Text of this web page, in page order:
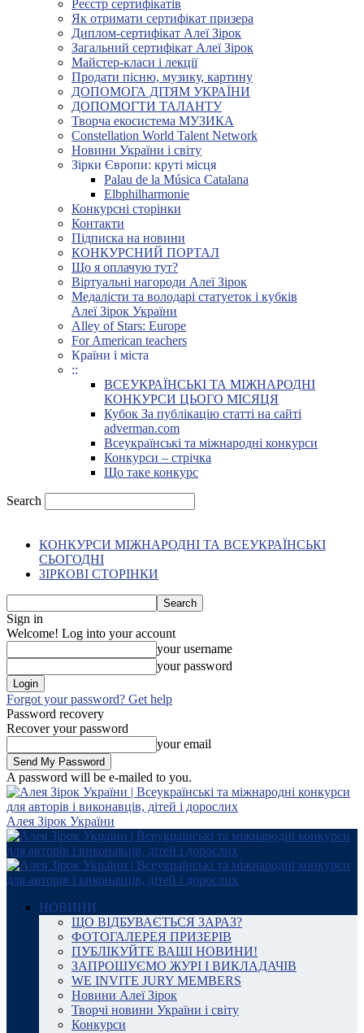
Реєстр сертифікатів
Як отримати сертифікат призера
Диплом-сертифікат Алеї Зірок
Загальний сертифікат Алеї Зірок
Майстер-класи і лекції
Продати пісню, музику, картину
ДОПОМОГА ДІТЯМ УКРАЇНИ
ДОПОМОГТИ ТАЛАНТУ
Творча екосистема МУЗИКА
Constellation World Talent Network
Новини України і світу
Зірки Європи: круті місця
Palau de la Música Catalana
Elbphilharmonie
Конкурсні сторінки
Контакти
Підписка на новини
КОНКУРСНИЙ ПОРТАЛ
Що я оплачую тут?
Віртуальні нагороди Алеї Зірок
Медалісти та володарі статуеток і кубків
Алеї Зірок України
Alley of Stars: Europe
For American teachers
Країни і міста
::
ВСЕУКРАЇНСЬКІ ТА МІЖНАРОДНІ
КОНКУРСИ ЦЬОГО МІСЯЦЯ
Кубок За публікацію статті на сайті
adverman.com
Всеукраїнські та міжнародні конкурси
Конкурси – стрічка
Що таке конкурс
Search
КОНКУРСИ МІЖНАРОДНІ ТА ВСЕУКРАЇНСЬКІ
СЬОГОДНІ
ЗІРКОВІ СТОРІНКИ
Sign in
Welcome! Log into your account
your username
your password
Forgot your password? Get help
Password recovery
Recover your password
your email
A password will be e-mailed to you.
Алея Зірок України
НОВИНИ
ЩО ВІДБУВАЄТЬСЯ ЗАРАЗ?
ФОТОГАЛЕРЕЯ ПРИЗЕРІВ
ПУБЛІКУЙТЕ ВАШІ НОВИНИ!
ЗАПРОШУЄМО ЖУРІ І ВИКЛАДАЧІВ
WE INVITE JURY MEMBERS
Новини Алеї Зірок
Творчі новини України і світу
Конкурси